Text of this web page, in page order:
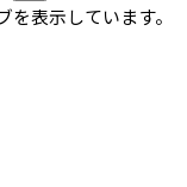
を表示しています。